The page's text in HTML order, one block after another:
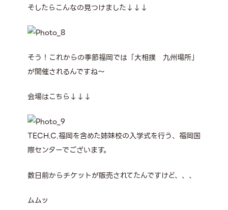
そしたらこんなの見つけました↓↓↓
そう！これからの季節福岡では「大相撲 九州場所」
が開催されるんですね～
会場はこちら↓↓↓
TECH.C.福岡を含めた姉妹校の入学式を行う、福岡国
際センターでございます。
数日前からチケットが販売されてたんですけど、、、
ムムッ